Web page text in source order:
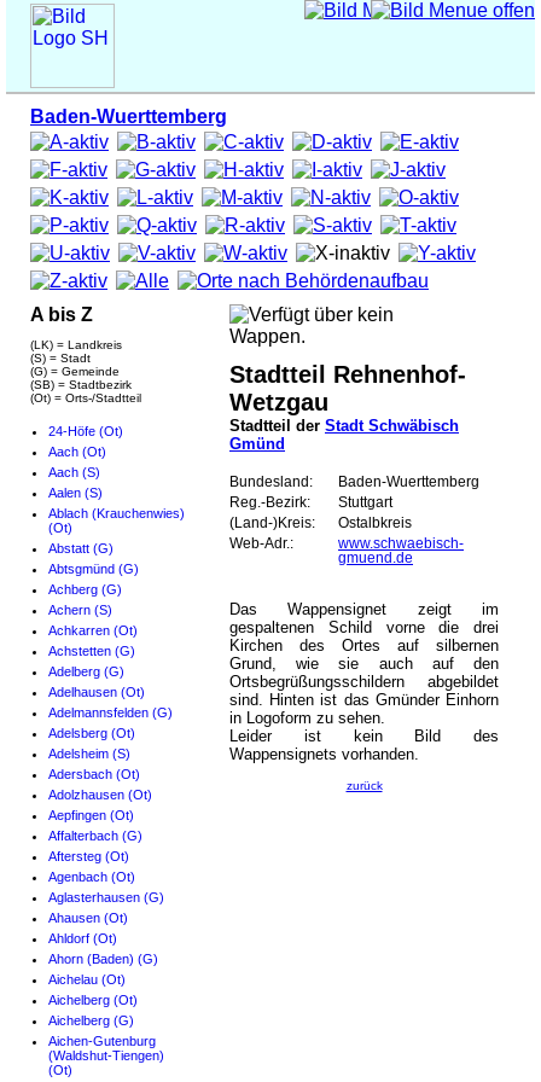
Baden-Wuerttemberg
A bis Z
(LK) = Landkreis
(S) = Stadt
(G) = Gemeinde
(SB) = Stadtbezirk
(Ot) = Orts-/Stadtteil
24-Höfe (Ot)
Aach (Ot)
Aach (S)
Aalen (S)
Ablach (Krauchenwies)
(Ot)
Abstatt (G)
Abtsgmünd (G)
Achberg (G)
Achern (S)
Achkarren (Ot)
Achstetten (G)
Adelberg (G)
Adelhausen (Ot)
Adelmannsfelden (G)
Adelsberg (Ot)
Adelsheim (S)
Adersbach (Ot)
Adolzhausen (Ot)
Aepfingen (Ot)
Affalterbach (G)
Aftersteg (Ot)
Agenbach (Ot)
Aglasterhausen (G)
Ahausen (Ot)
Ahldorf (Ot)
Ahorn (Baden) (G)
Aichelau (Ot)
Aichelberg (Ot)
Aichelberg (G)
Aichen-Gutenburg
(Waldshut-Tiengen)
(Ot)
Stadtteil Rehnenhof-
Wetzgau
Stadtteil der Stadt Schwäbisch
Gmünd
Bundesland:
Baden-Wuerttemberg
Reg.-Bezirk:
Stuttgart
(Land-)Kreis:
Ostalbkreis
Web-Adr.:
www.schwaebisch-
gmuend.de
Das Wappensignet zeigt im
gespaltenen Schild vorne die drei
Kirchen des Ortes auf silbernen
Grund, wie sie auch auf den
Ortsbegrüßungsschildern abgebildet
sind. Hinten ist das Gmünder Einhorn
in Logoform zu sehen.
Leider ist kein Bild des
Wappensignets vorhanden.
zurück